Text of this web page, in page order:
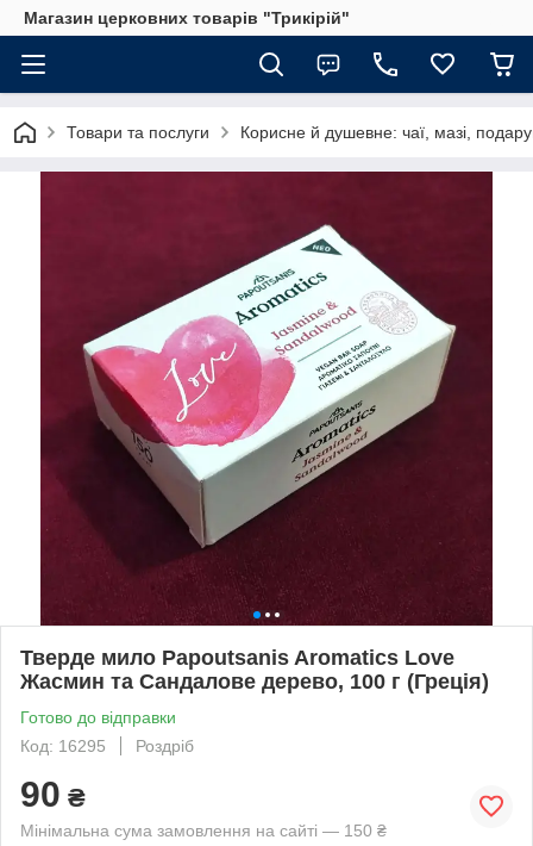
Магазин церковних товарів "Трикірій"
Товари та послуги Корисне й душевне: чаї, мазі,
Тверде мило Papoutsanis Aromatics Love
Жасмин та Сандалове дерево, 100 г (Греція)
Готово до відправки
Код: 16295
Роздріб
90 ₴
Мінімальна сума замовлення на сайті — 150 ₴